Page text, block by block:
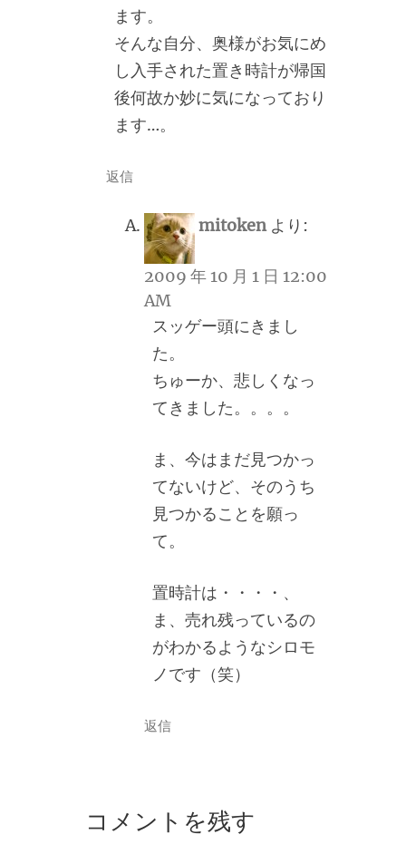
ます。
そんな自分、奥様がお気にめ
し入手された置き時計が帰国
後何故か妙に気になっており
ます…。
返信
mitoken より:
2009 年 10 月 1 日 12:00
AM
スッゲー頭にきまし
た。
ちゅーか、悲しくなっ
てきました。。。。
ま、今はまだ見つかっ
てないけど、そのうち
見つかることを願っ
て。
置時計は・・・・、
ま、売れ残っているの
がわかるようなシロモ
ノです（笑）
返信
コメントを残す